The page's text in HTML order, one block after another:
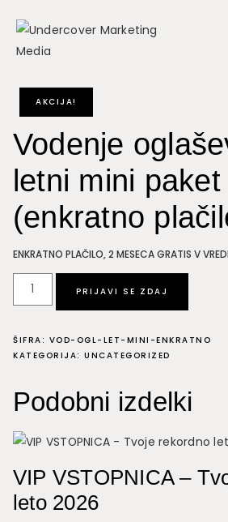
content
AKCIJA!
Vodenje
letni mini paket
(enkratno
ENKRATNO PLAČILO, 2 MESECA GRATIS V
Vodenje
oglaševanja
letni
(enkratno
plačilo)
količina
PRIJAVI SE ZDAJ
ŠIFRA: VOD-OGL-LET-MINI-ENKRATNO
KATEGORIJA: UNCATEGORIZED
Podobni izdelki
VIP VSTOPNICA –
leto 2026